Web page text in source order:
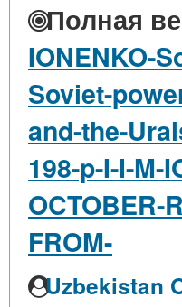
Полная
IONENKO-
Soviet-
and-the-
198-p-I-I-M-
OCTOBER-
FROM-
Uzbekistan